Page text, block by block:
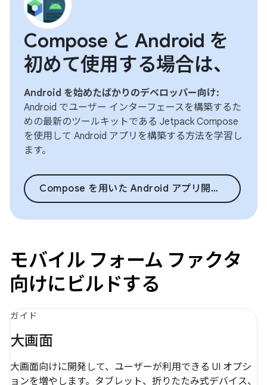
Compose と Android を
初めて使用する場合は、
Android を始めたばかりのデベロッパー向け:
Android でユーザー インターフェースを構築するた
めの最新のツールキットである Jetpack Compose
を使用して Android アプリを構築する方法を学習し
ます。
Compose を用いた Android アプリ開発の基礎
モバイル フォーム ファクタ
向けにビルドする
ガイド
大画面
大画面向けに開発して、ユーザーが利用できる UI オプシ
ョンを増やします。タブレット、折りたたみ式デバイス、